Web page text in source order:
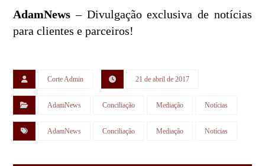
AdamNews – Divulgação exclusiva de notícias
para clientes e parceiros!
Corte Admin 21 de abril de 2017
AdamNews Conciliação Mediação Notícias
AdamNews Conciliação Mediação Notícias